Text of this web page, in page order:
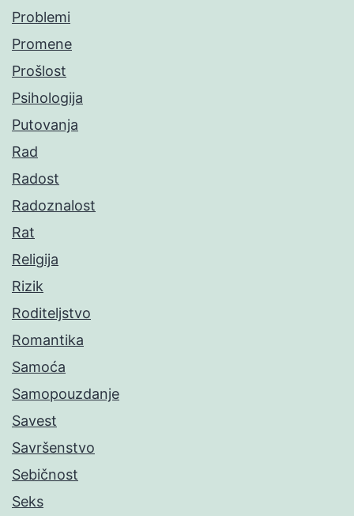
Problemi
Promene
Prošlost
Psihologija
Putovanja
Rad
Radost
Radoznalost
Rat
Religija
Rizik
Roditeljstvo
Romantika
Samoća
Samopouzdanje
Savest
Savršenstvo
Sebičnost
Seks